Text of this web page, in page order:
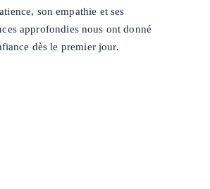
son empathie et ses
approfondies nous ont donné
dès le premier jour.